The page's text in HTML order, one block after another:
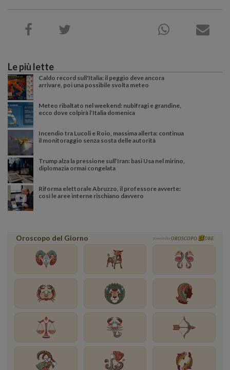
Le più lette
Caldo record sull'Italia: il peggio deve ancora
arrivare, poi una possibile svolta meteo
Meteo ribaltato nel weekend: nubifragi e grandine,
ecco dove colpirà l’Italia domenica
Incendio tra Lucoli e Roio, massima allerta: continua
il monitoraggio senza sosta delle autorità
Trump alza la pressione sull’Iran: basi Usa nel mirino,
diplomazia ormai congelata
Riforma elettorale Abruzzo, il professore avverte:
così le aree interne rischiano davvero
Oroscopo del Giorno powered by OROSCOPO ORE